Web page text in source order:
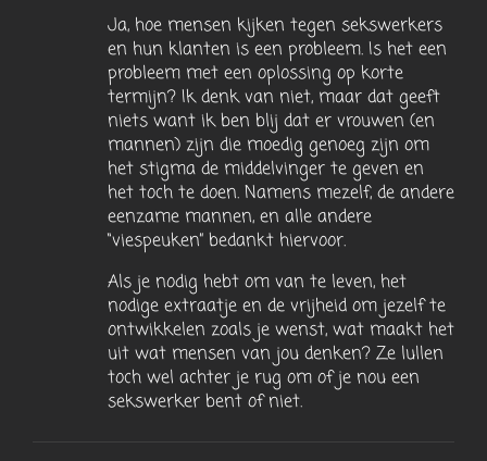
Ja, hoe mensen kijken tegen sekswerkers
en hun klanten is een probleem. Is het een
probleem met een oplossing op korte
termijn? Ik denk van niet, maar dat geeft
niets want ik ben blij dat er vrouwen (en
mannen) zijn die moedig genoeg zijn om
het stigma de middelvinger te geven en
het toch te doen. Namens mezelf, de andere
eenzame mannen, en alle andere
“viespeuken” bedankt hiervoor.
Als je nodig hebt om van te leven, het
nodige extraatje en de vrijheid om jezelf te
ontwikkelen zoals je wenst, wat maakt het
uit wat mensen van jou denken? Ze lullen
toch wel achter je rug om of je nou een
sekswerker bent of niet.